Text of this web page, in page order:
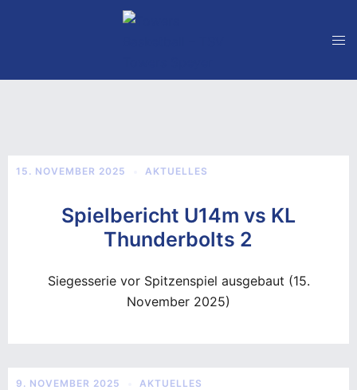
TSV TOWERS Speyer-
15. NOVEMBER 2025 AKTUELLES
Spielbericht U14m vs KL
Thunderbolts 2
Siegesserie vor Spitzenspiel ausgebaut (15.
November 2025)
9. NOVEMBER 2025 AKTUELLES